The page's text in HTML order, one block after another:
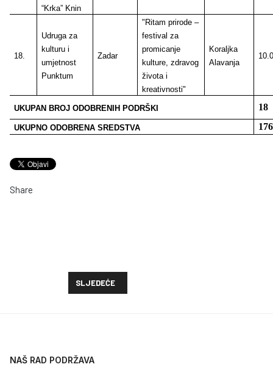
“Krka” Knin
18.
Udruga za
kulturu i
umjetnost
Punktum
Zadar
"Ritam prirode –
festival za
promicanje
kulture, zdravog
života i
kreativnosti"
Koraljka
Alavanja
UKUPAN BROJ ODOBRENIH PODRŠKI 18
UKUPNO ODOBRENA SREDSTVA
Share
SLJEDEĆI ČLANAK: "NAŠ DOPRINOS ZAJEDNICI" -
SLJEDEĆE
NAŠ RAD PODRŽAVA